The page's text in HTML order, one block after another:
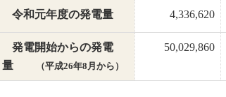
令和元年度の発電量 4,336,620
発電開始からの発電
量
（平成26年8月から）
50,029,860